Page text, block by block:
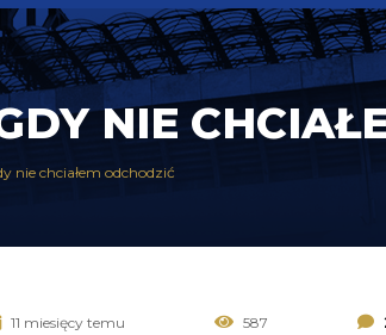
NIE
nie chciałem odchodzić
11 miesięcy temu 587